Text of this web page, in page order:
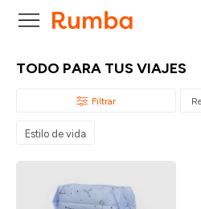

TODO PARA TUS VIAJES
Estilo de vida